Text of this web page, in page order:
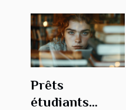
Prêts
étudiants